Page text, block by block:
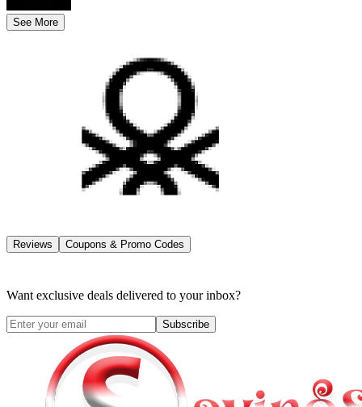
See More
Reviews Coupons & Promo Codes
Want exclusive deals delivered to your inbox?
Subscribe